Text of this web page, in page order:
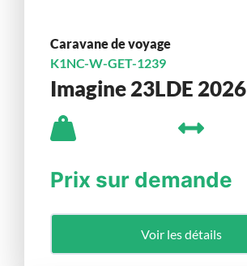
Caravane de voyage
K1NC-W-GET-1239
Imagine 23LDE 2026
Prix sur demande
Voir les détails